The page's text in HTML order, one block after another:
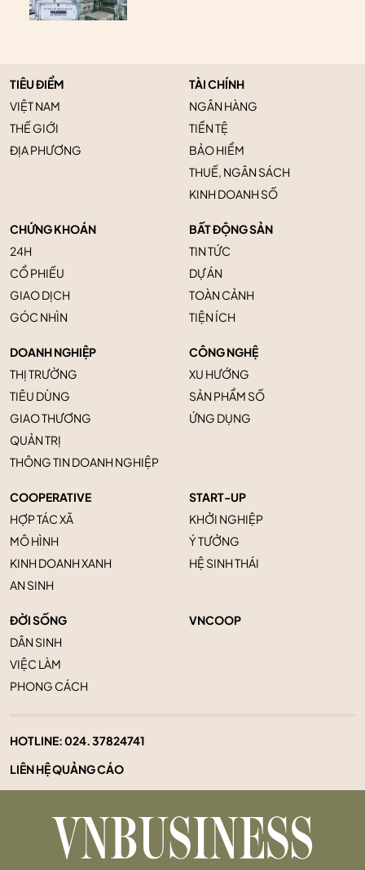
TIÊU ĐIỂM
VIỆT NAM
THẾ GIỚI
ĐỊA PHƯƠNG
TÀI CHÍNH
NGÂN HÀNG
TIỀN TỆ
BẢO HIỂM
THUẾ, NGÂN SÁCH
KINH DOANH SỐ
CHỨNG KHOÁN
24H
CỔ PHIẾU
GIAO DỊCH
GÓC NHÌN
BẤT ĐỘNG SẢN
TIN TỨC
DỰ ÁN
TOÀN CẢNH
TIỆN ÍCH
DOANH NGHIỆP
THỊ TRƯỜNG
TIÊU DÙNG
GIAO THƯƠNG
QUẢN TRỊ
THÔNG TIN DOANH NGHIỆP
CÔNG NGHỆ
XU HƯỚNG
SẢN PHẨM SỐ
ỨNG DỤNG
COOPERATIVE
HỢP TÁC XÃ
MÔ HÌNH
KINH DOANH XANH
AN SINH
START-UP
KHỞI NGHIỆP
Ý TƯỞNG
HỆ SINH THÁI
ĐỜI SỐNG
DÂN SINH
VIỆC LÀM
PHONG CÁCH
VNCOOP
HOTLINE:024. 37824741
LIÊN HỆ QUẢNG CÁO